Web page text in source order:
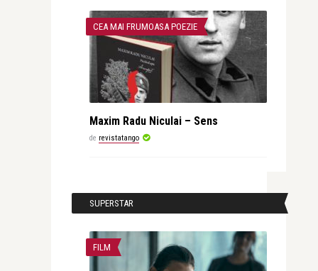
CEA MAI FRUMOASA POEZIE
Maxim Radu Niculai – Sens
de revistatango
SUPERSTAR
FILM